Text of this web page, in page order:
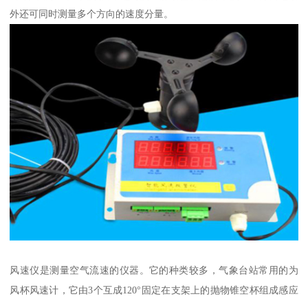
外还可同时测量多个方向的速度分量。
风速仪是测量空气流速的仪器。它的种类较多，气象台站常用的为
风杯风速计，它由3个互成120°固定在支架上的抛物锥空杯组成感应